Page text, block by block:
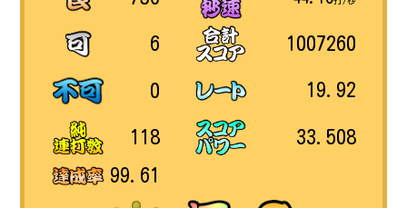
6
0
118
99.61
1007260
19.92
33.508